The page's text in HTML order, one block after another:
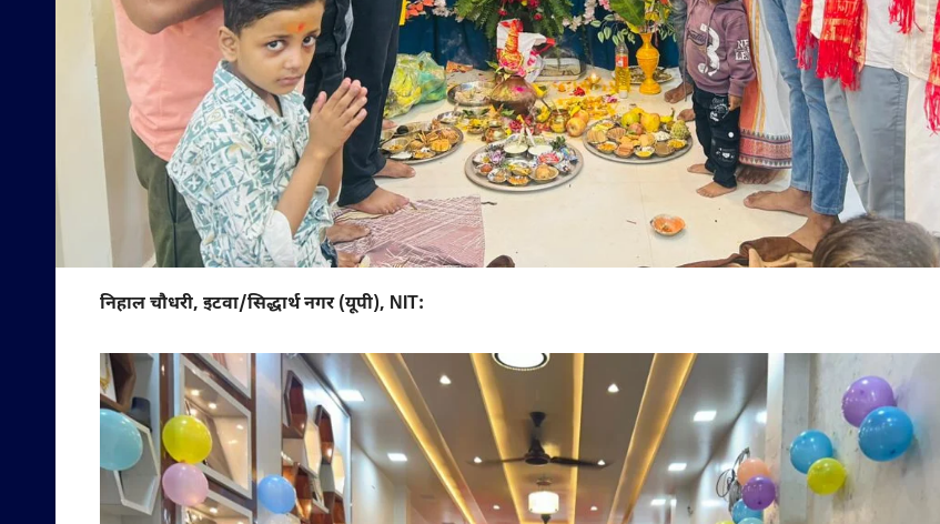
निहाल चौधरी, इटवा/सिद्धार्थ नगर (यूपी), NIT: